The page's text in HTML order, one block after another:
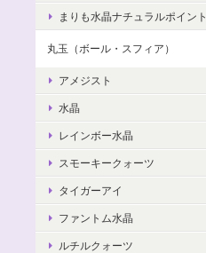
まりも水晶ナチュラルポイント
丸玉（ボール・スフィア）
アメジスト
水晶
レインボー水晶
スモーキークォーツ
タイガーアイ
ファントム水晶
ルチルクォーツ